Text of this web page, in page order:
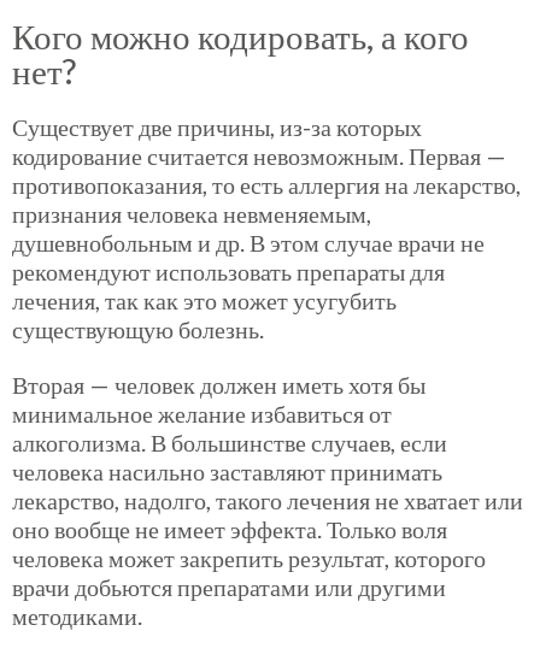
Кого можно кодировать, а кого
нет?
Существует две причины, из-за которых
кодирование считается невозможным. Первая —
противопоказания, то есть аллергия на лекарство,
признания человека невменяемым,
душевнобольным и др. В этом случае врачи не
рекомендуют использовать препараты для
лечения, так как это может усугубить
существующую болезнь.
Вторая — человек должен иметь хотя бы
минимальное желание избавиться от
алкоголизма. В большинстве случаев, если
человека насильно заставляют принимать
лекарство, надолго, такого лечения не хватает или
оно вообще не имеет эффекта. Только воля
человека может закрепить результат, которого
врачи добьются препаратами или другими
методиками.